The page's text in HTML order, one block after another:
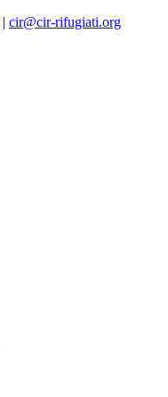
| cir@cir-rifugiati.org